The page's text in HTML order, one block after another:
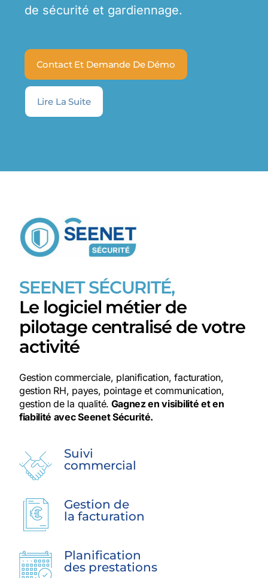
de sécurité et gardiennage.
Contact Et Demande De Démo
Lire La Suite
SEENET SÉCURITÉ,
Le logiciel métier de
pilotage centralisé de votre
activité
Gestion commerciale, planification, facturation,
gestion RH, payes, pointage et communication,
gestion de la qualité. Gagnez en visibilité et en
fiabilité avec Seenet Sécurité.
Suivi
commercial
Gestion de
la facturation
Planification
des prestations